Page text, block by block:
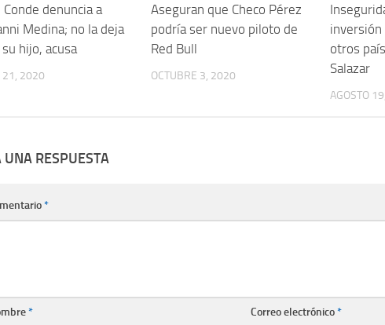
Conde denuncia a
Medina; no la deja
hijo, acusa
21, 2020
Aseguran que Checo Pérez
podría ser nuevo piloto de
Red Bull
OCTUBRE 3, 2020
inversión
otros
Salazar
AGOSTO
UNA RESPUESTA
*
* Correo electrónico*